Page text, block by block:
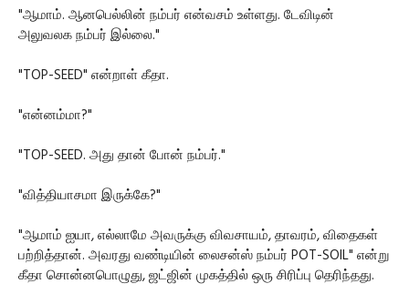
"ஆமாம். ஆனபெல்லின் நம்பர் என்வசம் உள்ளது. டேவிடின்
அலுவலக நம்பர் இல்லை."
"TOP-SEED" என்றாள் கீதா.
"என்னம்மா?"
"TOP-SEED. அது தான் போன் நம்பர்."
"வித்தியாசமா இருக்கே?"
"ஆமாம் ஐயா, எல்லாமே அவருக்கு விவசாயம், தாவரம், விதைகள்
பற்றித்தான். அவரது வண்டியின் லைசன்ஸ் நம்பர் POT-SOIL" என்று
கீதா சொன்னபொழுது, ஜட்ஜின் முகத்தில் ஒரு சிரிப்பு தெரிந்தது.